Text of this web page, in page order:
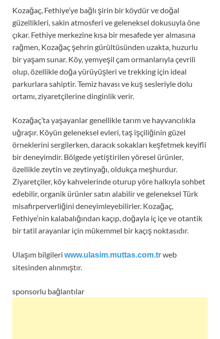
Kozağaç, Fethiye’ye bağlı şirin bir köydür ve doğal
güzellikleri, sakin atmosferi ve geleneksel dokusuyla öne
çıkar. Fethiye merkezine kısa bir mesafede yer almasına
rağmen, Kozağaç şehrin gürültüsünden uzakta, huzurlu
bir yaşam sunar. Köy, yemyeşil çam ormanlarıyla çevrili
olup, özellikle doğa yürüyüşleri ve trekking için ideal
parkurlara sahiptir. Temiz havası ve kuş sesleriyle dolu
ortamı, ziyaretçilerine dinginlik verir.
Kozağaç’ta yaşayanlar genellikle tarım ve hayvancılıkla
uğraşır. Köyün geleneksel evleri, taş işçiliğinin güzel
örneklerini sergilerken, daracık sokakları keşfetmek keyifli
bir deneyimdir. Bölgede yetiştirilen yöresel ürünler,
özellikle zeytin ve zeytinyağı, oldukça meşhurdur.
Ziyaretçiler, köy kahvelerinde oturup yöre halkıyla sohbet
edebilir, organik ürünler satın alabilir ve geleneksel Türk
misafirperverliğini deneyimleyebilirler. Kozağaç,
Fethiye’nin kalabalığından kaçıp, doğayla iç içe ve otantik
bir tatil arayanlar için mükemmel bir kaçış noktasıdır.
Ulaşım bilgileri www.ulasim.muttas.com.trweb
sitesinden alınmıştır.
sponsorlu bağlantılar